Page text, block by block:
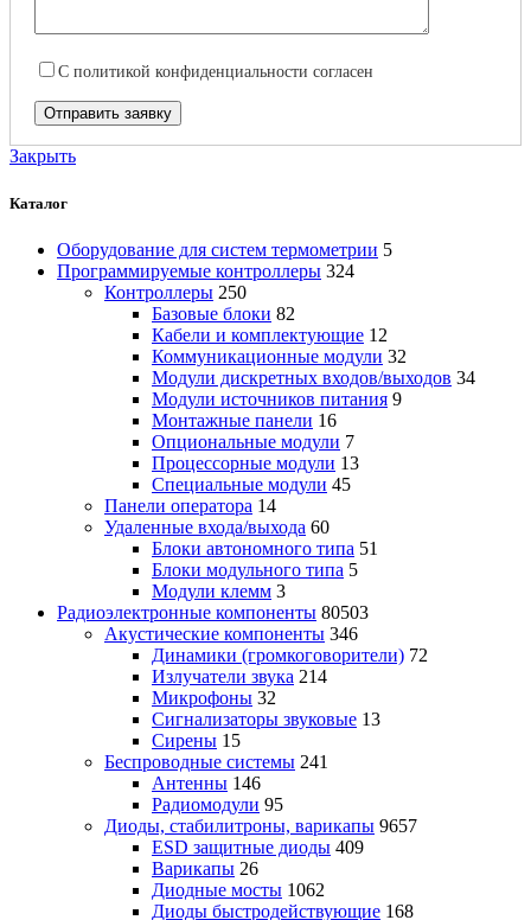
С политикой конфиденциальности согласен
Закрыть
Каталог
Оборудование для систем термометрии 5
Программируемые контроллеры 324
Контроллеры 250
Базовые блоки 82
Кабели и комплектующие 12
Коммуникационные модули 32
Модули дискретных входов/выходов 34
Модули источников питания 9
Монтажные панели 16
Опциональные модули 7
Процессорные модули 13
Специальные модули 45
Панели оператора 14
Удаленные входа/выхода 60
Блоки автономного типа 51
Блоки модульного типа 5
Модули клемм 3
Радиоэлектронные компоненты 80503
Акустические компоненты 346
Динамики (громкоговорители) 72
Излучатели звука 214
Микрофоны 32
Сигнализаторы звуковые 13
Сирены 15
Беспроводные системы 241
Антенны 146
Радиомодули 95
Диоды, стабилитроны, варикапы 9657
ESD защитные диоды 409
Варикапы 26
Диодные мосты 1062
Диоды быстродействующие 168